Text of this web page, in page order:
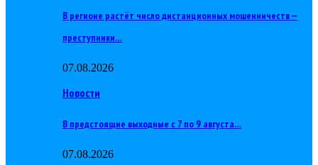
В регионе растёт число дистанционных мошенничеств —
преступники…
07.08.2026
Новости
В предстоящие выходные с 7 по 9 августа…
07.08.2026